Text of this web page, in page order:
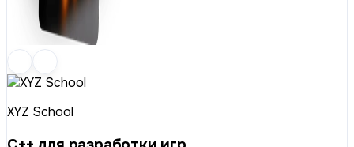
XYZ School